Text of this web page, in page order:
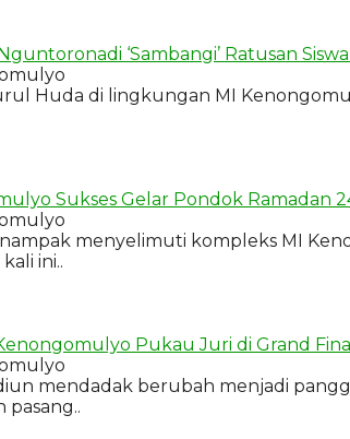
‘Sambangi’ Ratusan
Huda di lingkungan MI
Sukses Gelar Pondok Ramadan
menyelimuti kompleks MI
ini..
Pukau Juri di Grand
mendadak berubah menjadi